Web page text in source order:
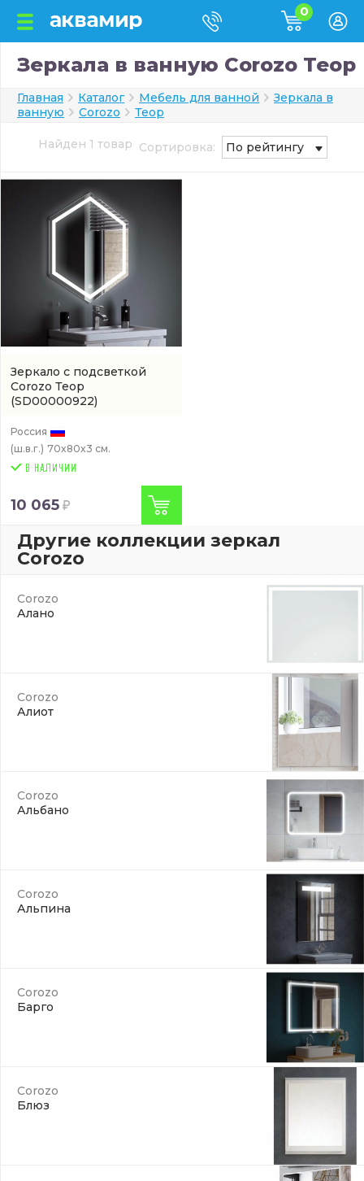
0
Зеркала в ванную Corozo Теор
Главная Каталог Мебель для ванной
Зеркала в
ванную
Corozo Теор
Найден 1 товар Сортировка: По рейтингу
Зеркало с подсветкой
Corozo Теор
(SD00000922)
Россия
(ш.в.г.) 70x80x3 см.
10 065
Другие коллекции зеркал
Corozo
Corozo
Алано
Corozo
Алиот
Corozo
Альбано
Corozo
Альпина
Corozo
Барго
Corozo
Блюз